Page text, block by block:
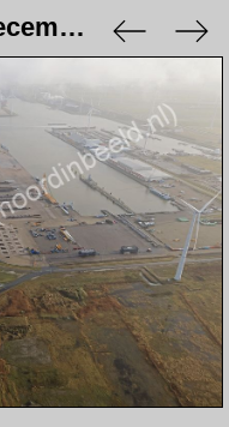
Eemshaven - 15 december 2023